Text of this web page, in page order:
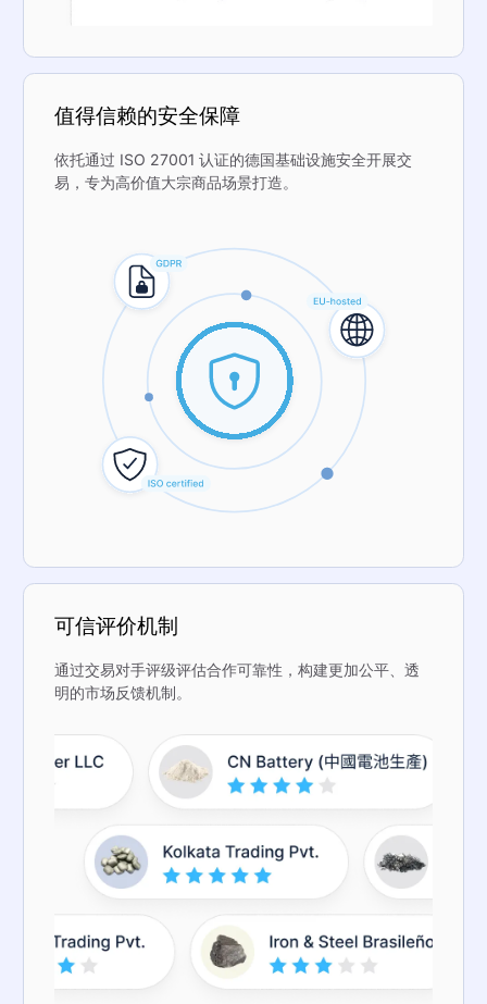
值得信赖的安全保障
依托通过 ISO 27001 认证的德国基础设施安全开展交
易，专为高价值大宗商品场景打造。
可信评价机制
通过交易对手评级评估合作可靠性，构建更加公平、透
明的市场反馈机制。